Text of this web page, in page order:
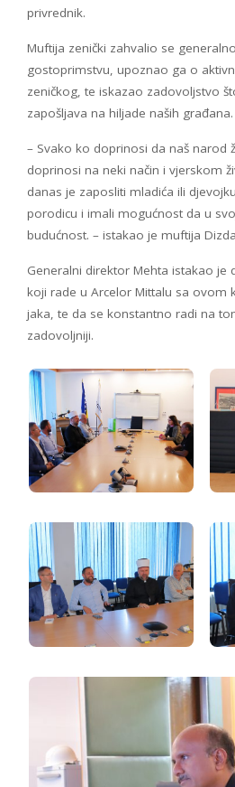
privrednik.
Muftija zenički zahvalio se
gostoprimstvu, upoznao ga o
zeničkog, te iskazao zadovoljstvo
zapošljava na hiljade naših građana.
– Svako ko doprinosi da naš narod
doprinosi na neki način i vjerskom
danas je zaposliti mladića ili
porodicu i imali mogućnost da u
budućnost. – istakao je muftija
Generalni direktor Mehta istakao je
koji rade u Arcelor Mittalu sa ovom
jaka, te da se konstantno radi na
zadovoljniji.